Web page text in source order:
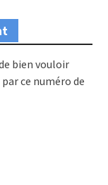
bien vouloir
par ce numéro de